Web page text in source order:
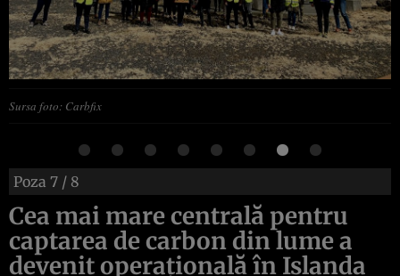
Sursa foto: Carbfix
Poza 7 / 8
Cea mai mare centrală pentru
captarea de carbon din lume a
devenit operațională în Islanda